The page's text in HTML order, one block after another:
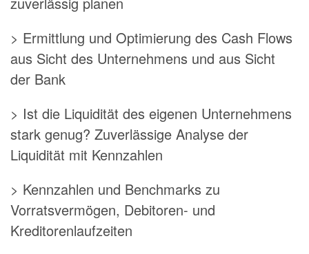
> Ermittlung und Optimierung des Cash Flows
aus Sicht des Unternehmens und aus Sicht
der Bank
> Ist die Liquidität des eigenen Unternehmens
stark genug? Zuverlässige Analyse der
Liquidität mit Kennzahlen
> Kennzahlen und Benchmarks zu
Vorratsvermögen, Debitoren- und
Kreditorenlaufzeiten